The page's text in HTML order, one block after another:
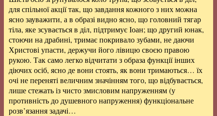
для спільної акції так, що завдання кожного з них можна
ясно зауважити, а в образі видно ясно, що головний тягар
тіла, яке зсувається в діл, підтримує Іоан; що другий юнак,
стоючи на драбині, тримає покривало зубами, не даючи
Христові упасти, держучи його лівицю своєю правою
рукою. Так само легко відчитати з образа функції інших
діючих осіб, ясно де вони стоять, як вони тримаються… їх
очі не переняті величним значінням того, що відбувається,
лише стежать із чисто змисловим напруженням (у
противність до душевного напруження) функціональне
розв’язання задачі…